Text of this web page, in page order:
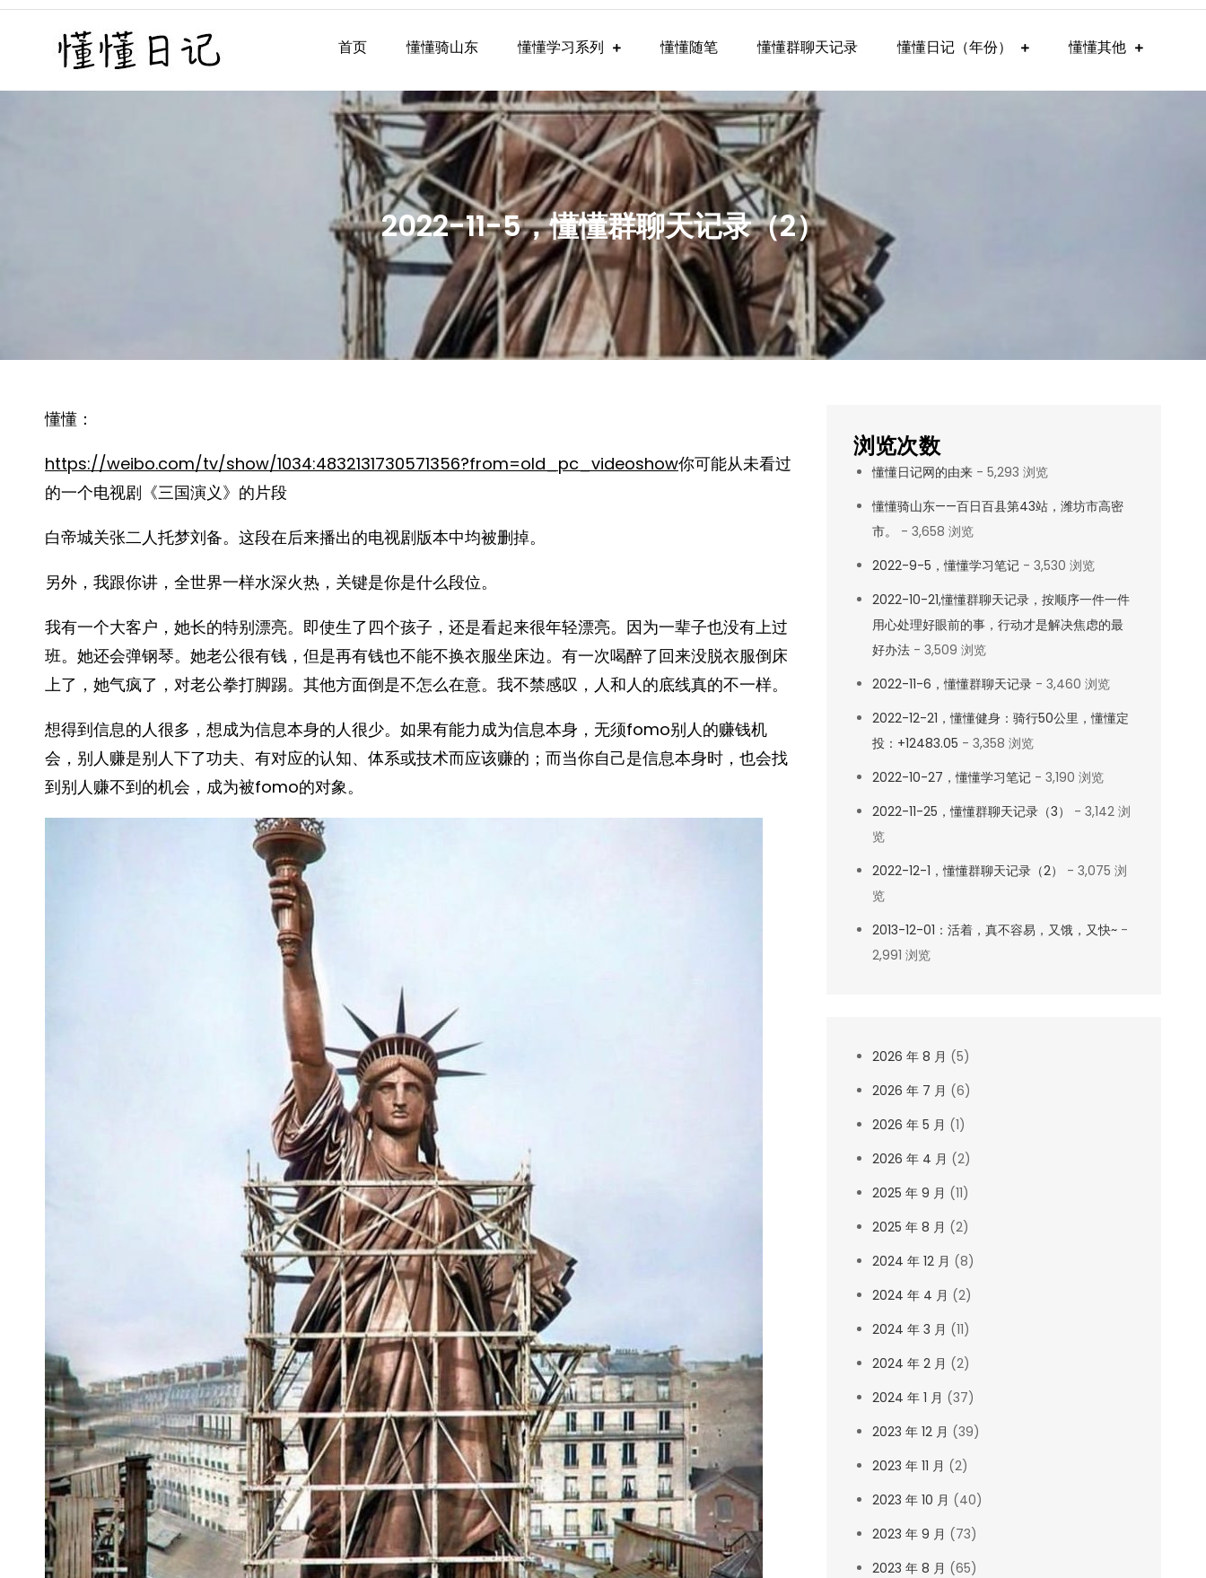
Skip
懂懂日记
懂懂日记网每天同步更新懂懂学习群内容
首页 懂懂骑山东 懂懂学习系列 懂懂随笔 懂懂群聊天记录 懂懂日记（年份） 懂懂其他
2022-11-5，懂懂群聊天记录（2）
懂懂：
https://weibo.com/tv/show/1034:4832131730571356?from=old_pc_videoshow你可能从未看过
的一个电视剧《三国演义》的片段
白帝城关张二人托梦刘备。这段在后来播出的电视剧版本中均被删掉。
另外，我跟你讲，全世界一样水深火热，关键是你是什么段位。
我有一个大客户，她长的特别漂亮。即使生了四个孩子，还是看起来很年轻漂亮。因为一辈子也没有上过
班。她还会弹钢琴。她老公很有钱，但是再有钱也不能不换衣服坐床边。有一次喝醉了回来没脱衣服倒床
上了，她气疯了，对老公拳打脚踢。其他方面倒是不怎么在意。我不禁感叹，人和人的底线真的不一样。 ​​​
想得到信息的人很多，想成为信息本身的人很少。如果有能力成为信息本身，无须fomo别人的赚钱机
会，别人赚是别人下了功夫、有对应的认知、体系或技术而应该赚的；而当你自己是信息本身时，也会找
到别人赚不到的机会，成为被fomo的对象。 ​​​
浏览次数
懂懂日记网的由来- 5,293 浏览
懂懂骑山东——百日百县第43站，潍坊市高密
市。
- 3,658 浏览
2022-9-5，懂懂学习笔记- 3,530 浏览
2022-10-21,懂懂群聊天记录，按顺序一件一件
用心处理好眼前的事，行动才是解决焦虑的最
好办法- 3,509 浏览
2022-11-6，懂懂群聊天记录- 3,460 浏览
2022-12-21，懂懂健身：骑行50公里，懂懂定
投：+12483.05 - 3,358 浏览
2022-10-27，懂懂学习笔记- 3,190 浏览
2022-11-25，懂懂群聊天记录（3）
- 3,142 浏
览
2022-12-1，懂懂群聊天记录（2）
- 3,075 浏
览
2013-12-01：活着，真不容易，又饿，又快~-
2,991 浏览
2026 年 8 月 (5)
2026 年 7 月 (6)
2026 年 5 月 (1)
2026 年 4 月 (2)
2025 年 9 月 (11)
2025 年 8 月 (2)
2024 年 12 月 (8)
2024 年 4 月 (2)
2024 年 3 月 (11)
2024 年 2 月 (2)
2024 年 1 月 (37)
2023 年 12 月 (39)
2023 年 11 月 (2)
2023 年 10 月 (40)
2023 年 9 月 (73)
2023 年 8 月 (65)